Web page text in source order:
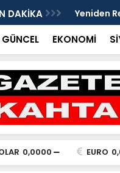
DAKİKA
alarm veriyor
Yeniden
ders
GÜNCEL EKONOMİ
0,0000 EURO